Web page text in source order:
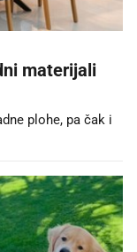
materijali
plohe, pa čak i